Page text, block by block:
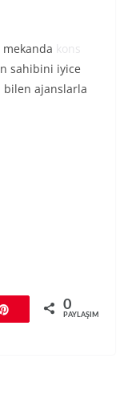
kons
sahibini iyice
bilen ajanslarla
0
PAYLAŞIMLAR